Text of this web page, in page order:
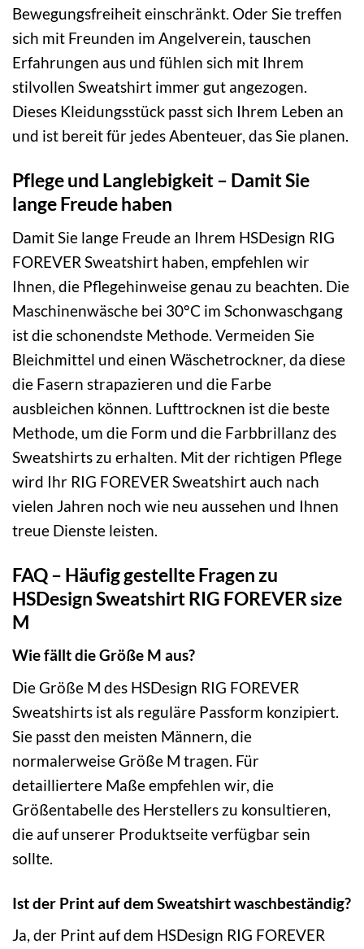
Bewegungsfreiheit einschränkt. Oder Sie treffen
sich mit Freunden im Angelverein, tauschen
Erfahrungen aus und fühlen sich mit Ihrem
stilvollen Sweatshirt immer gut angezogen.
Dieses Kleidungsstück passt sich Ihrem Leben an
und ist bereit für jedes Abenteuer, das Sie planen.
Pflege und Langlebigkeit – Damit Sie
lange Freude haben
Damit Sie lange Freude an Ihrem HSDesign RIG
FOREVER Sweatshirt haben, empfehlen wir
Ihnen, die Pflegehinweise genau zu beachten. Die
Maschinenwäsche bei 30°C im Schonwaschgang
ist die schonendste Methode. Vermeiden Sie
Bleichmittel und einen Wäschetrockner, da diese
die Fasern strapazieren und die Farbe
ausbleichen können. Lufttrocknen ist die beste
Methode, um die Form und die Farbbrillanz des
Sweatshirts zu erhalten. Mit der richtigen Pflege
wird Ihr RIG FOREVER Sweatshirt auch nach
vielen Jahren noch wie neu aussehen und Ihnen
treue Dienste leisten.
FAQ – Häufig gestellte Fragen zu
HSDesign Sweatshirt RIG FOREVER size
M
Wie fällt die Größe M aus?
Die Größe M des HSDesign RIG FOREVER
Sweatshirts ist als reguläre Passform konzipiert.
Sie passt den meisten Männern, die
normalerweise Größe M tragen. Für
detailliertere Maße empfehlen wir, die
Größentabelle des Herstellers zu konsultieren,
die auf unserer Produktseite verfügbar sein
sollte.
Ist der Print auf dem Sweatshirt waschbeständig?
Ja, der Print auf dem HSDesign RIG FOREVER